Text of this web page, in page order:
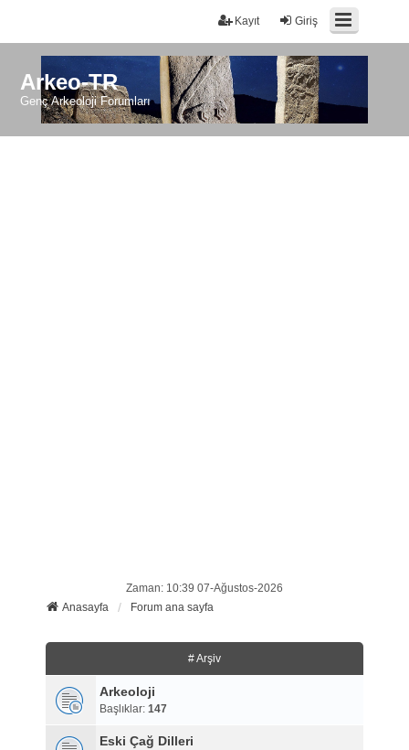
Giriş
Kayıt
Arkeo-TR
Genç Arkeoloji Forumları
Zaman: 10:39 07-Ağustos-2026
Anasayfa
Forum ana sayfa
# Arşiv
Arkeoloji
Başlıklar: 147
Eski Çağ Dilleri